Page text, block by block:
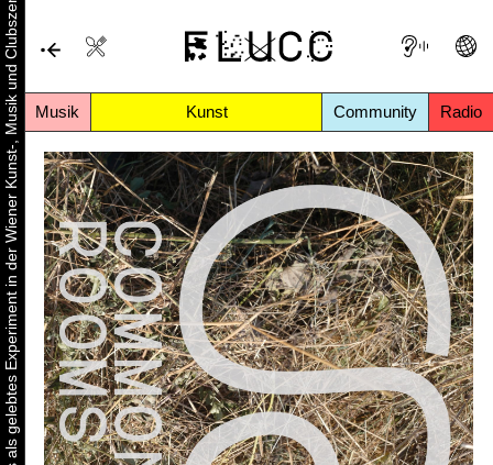
Musik Kunst Community Radio
Urbaner Aktivismus als gelebtes Experiment in der Wiener Kunst-, Musik und Clubszene